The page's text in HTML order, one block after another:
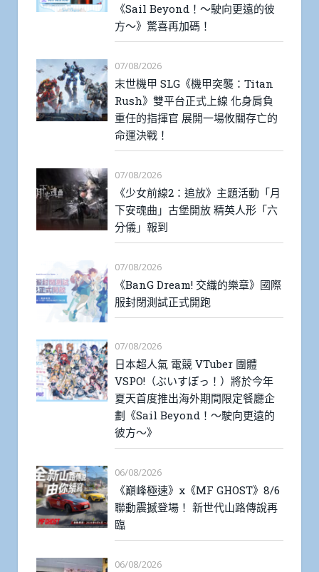
《Sail Beyond！～駛向更遠的彼
方～》驚喜再加碼！
07/08/2026
末世機甲 SLG《機甲突襲：Titan
Rush》雙平台正式上線 化身肩負
重任的指揮官 展開一場攸關存亡的
命運決戰！
07/08/2026
《少女前線2：追放》主題活動「月
下安魂曲」古堡開放 精英人形「六
分儀」報到
07/08/2026
《BanG Dream! 交織的樂章》國際
服封閉測試正式開跑
07/08/2026
日本超人氣 電競 VTuber 團體
VSPO!（ぶいすぽっ！）將於今年
夏天首度推出海外期間限定餐廳企
劃《Sail Beyond！～駛向更遠的
彼方～》
06/08/2026
《巔峰極速》x《MF GHOST》8/6
聯動震撼登場！ 新世代山路傳說再
臨
06/08/2026